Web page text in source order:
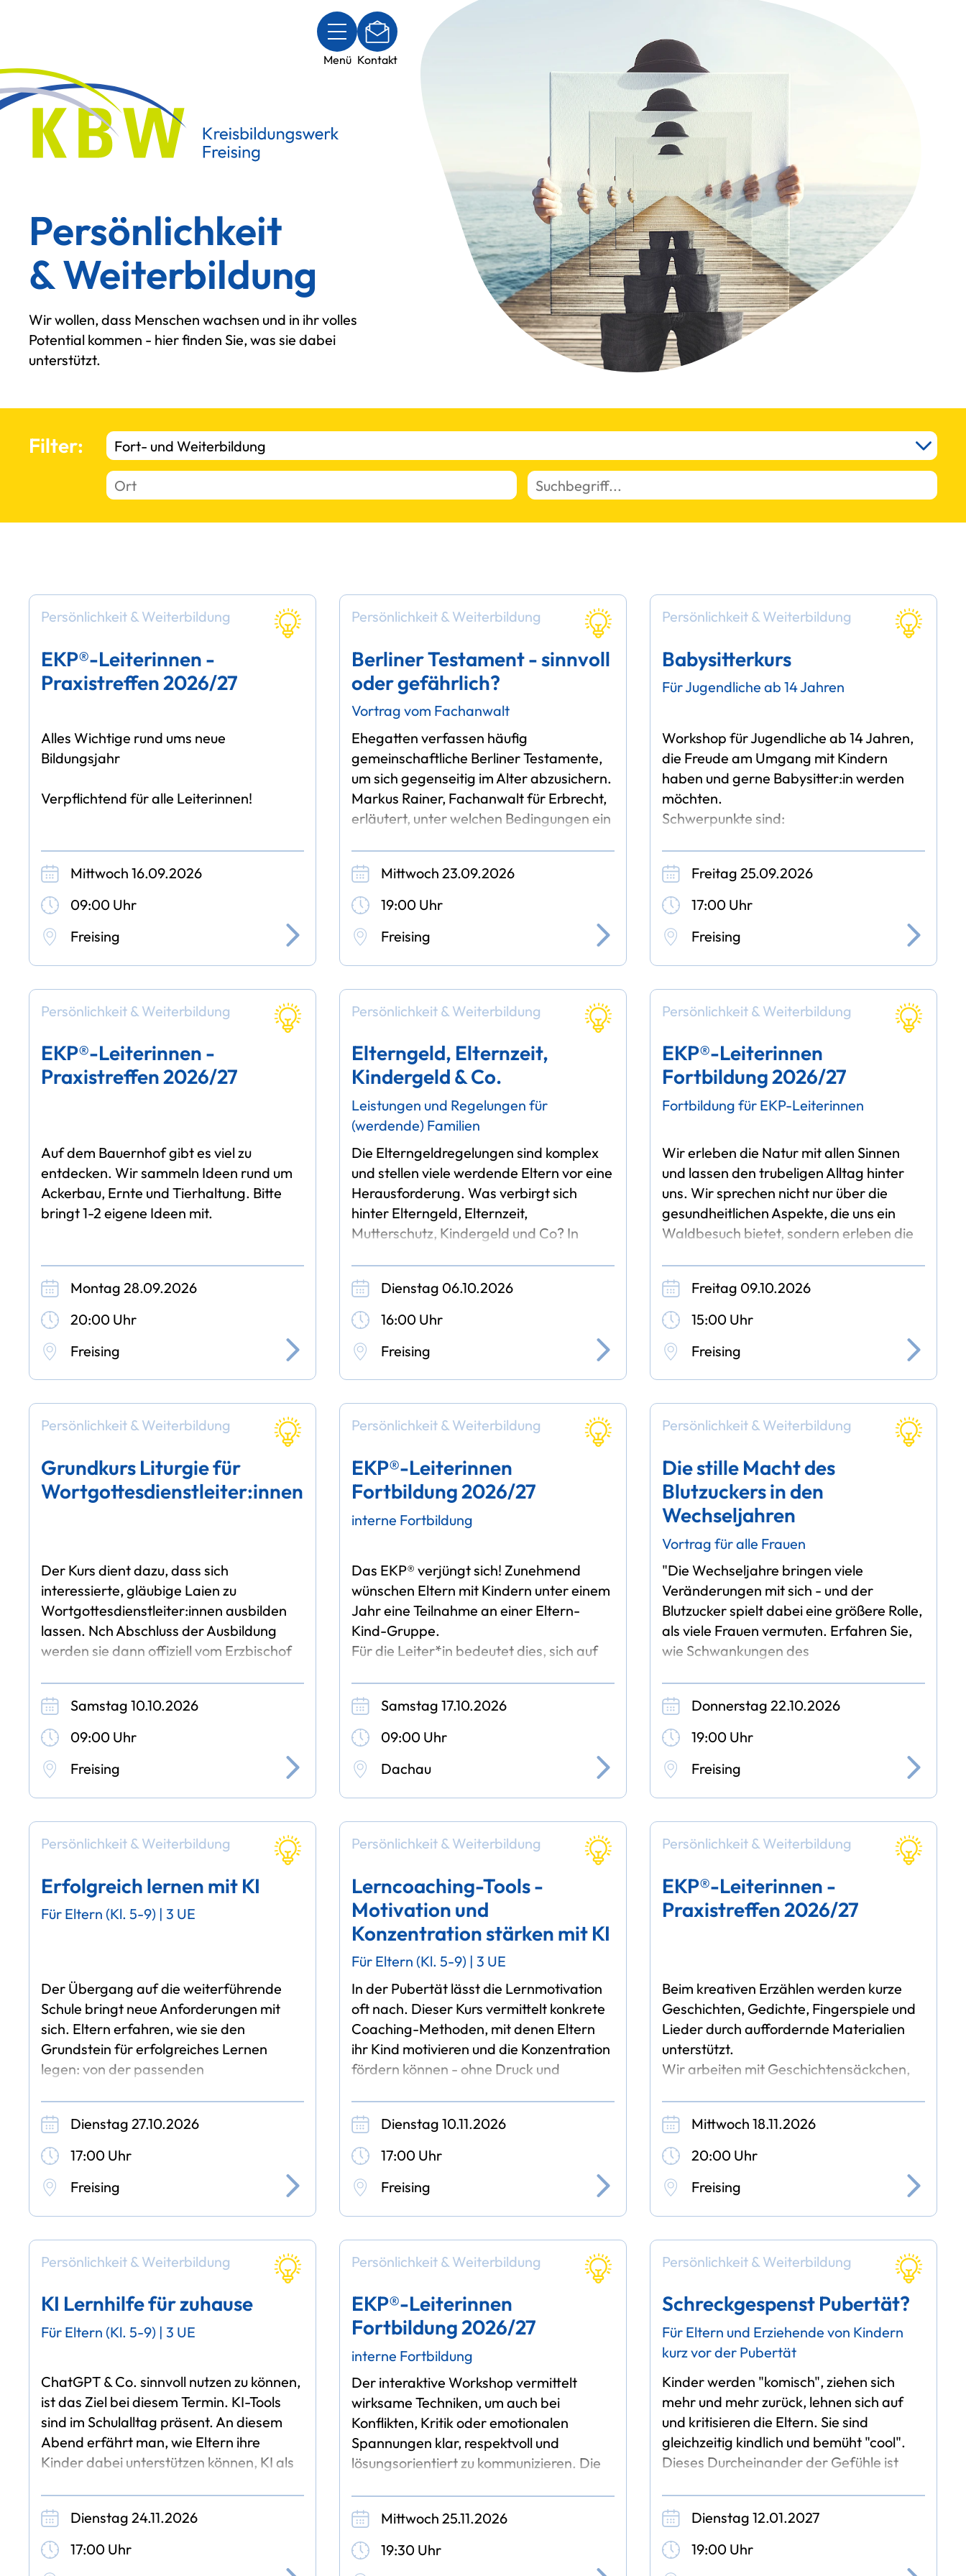
Menü Kontakt
Persönlichkeit
& Weiterbildung
Wir wollen, dass Menschen wachsen und in ihr volles
Potential kommen - hier finden Sie, was sie dabei
unterstützt.
Filter:
Persönlichkeit & Weiterbildung
EKP®-Leiterinnen -
Praxistreffen 2026/27
Alles Wichtige rund ums neue
Bildungsjahr
Verpflichtend für alle Leiterinnen!
Mittwoch 16.09.2026
09:00 Uhr
Freising
Persönlichkeit & Weiterbildung
Berliner Testament - sinnvoll
oder gefährlich?
Vortrag vom Fachanwalt
Ehegatten verfassen häufig
gemeinschaftliche Berliner Testamente,
um sich gegenseitig im Alter abzusichern.
Markus Rainer, Fachanwalt für Erbrecht,
erläutert, unter welchen Bedingungen ein
Mittwoch 23.09.2026
19:00 Uhr
Freising
Persönlichkeit & Weiterbildung
Babysitterkurs
Für Jugendliche ab 14 Jahren
Workshop für Jugendliche ab 14 Jahren,
die Freude am Umgang mit Kindern
haben und gerne Babysitter:in werden
möchten.
Schwerpunkte sind:
-praktische Grundlagen der Kinder- und
Säuglingspflege
-Beschäftigung
Freitag 25.09.2026
17:00 Uhr
Freising
Persönlichkeit & Weiterbildung
EKP®-Leiterinnen -
Praxistreffen 2026/27
Auf dem Bauernhof gibt es viel zu
entdecken. Wir sammeln Ideen rund um
Ackerbau, Ernte und Tierhaltung. Bitte
bringt 1-2 eigene Ideen mit.
Montag 28.09.2026
20:00 Uhr
Freising
Persönlichkeit & Weiterbildung
Elterngeld, Elternzeit,
Kindergeld & Co.
Leistungen und Regelungen für
(werdende) Familien
Die Elterngeldregelungen sind komplex
und stellen viele werdende Eltern vor eine
Herausforderung. Was verbirgt sich
hinter Elterngeld, Elternzeit,
Mutterschutz, Kindergeld und Co? In
Dienstag 06.10.2026
16:00 Uhr
Freising
Persönlichkeit & Weiterbildung
EKP®-Leiterinnen
Fortbildung 2026/27
Fortbildung für EKP-Leiterinnen
Wir erleben die Natur mit allen Sinnen
und lassen den trubeligen Alltag hinter
uns. Wir sprechen nicht nur über die
gesundheitlichen Aspekte, die uns ein
Waldbesuch bietet, sondern erleben die
Freitag 09.10.2026
15:00 Uhr
Freising
Persönlichkeit & Weiterbildung
Grundkurs Liturgie für
Wortgottesdienstleiter:innen
Der Kurs dient dazu, dass sich
interessierte, gläubige Laien zu
Wortgottesdienstleiter:innen ausbilden
lassen. Nch Abschluss der Ausbildung
werden sie dann offiziell vom Erzbischof
Samstag 10.10.2026
09:00 Uhr
Freising
Persönlichkeit & Weiterbildung
EKP®-Leiterinnen
Fortbildung 2026/27
interne Fortbildung
Das EKP® verjüngt sich! Zunehmend
wünschen Eltern mit Kindern unter einem
Jahr eine Teilnahme an einer Eltern-
Kind-Gruppe.
Für die Leiter*in bedeutet dies, sich auf
Samstag 17.10.2026
09:00 Uhr
Dachau
Persönlichkeit & Weiterbildung
Die stille Macht des
Blutzuckers in den
Wechseljahren
Vortrag für alle Frauen
"Die Wechseljahre bringen viele
Veränderungen mit sich - und der
Blutzucker spielt dabei eine größere Rolle,
als viele Frauen vermuten. Erfahren Sie,
wie Schwankungen des
dies
Donnerstag 22.10.2026
19:00 Uhr
Freising
Persönlichkeit & Weiterbildung
Erfolgreich lernen mit KI
Für Eltern (Kl. 5-9) | 3 UE
Der Übergang auf die weiterführende
Schule bringt neue Anforderungen mit
sich. Eltern erfahren, wie sie den
Grundstein für erfolgreiches Lernen
legen: von der passenden
Dienstag 27.10.2026
17:00 Uhr
Freising
Persönlichkeit & Weiterbildung
Lerncoaching-Tools -
Motivation und
Konzentration stärken mit KI
Für Eltern (Kl. 5-9) | 3 UE
In der Pubertät lässt die Lernmotivation
oft nach. Dieser Kurs vermittelt konkrete
Coaching-Methoden, mit denen Eltern
ihr Kind motivieren und die Konzentration
fördern können - ohne Druck und
In einerDienstag 10.11.2026
17:00 Uhr
Freising
Persönlichkeit & Weiterbildung
EKP®-Leiterinnen -
Praxistreffen 2026/27
Beim kreativen Erzählen werden kurze
Geschichten, Gedichte, Fingerspiele und
Lieder durch auffordernde Materialien
unterstützt.
Wir arbeiten mit Geschichtensäckchen,
Mittwoch 18.11.2026
20:00 Uhr
Freising
Persönlichkeit & Weiterbildung
KI Lernhilfe für zuhause
Für Eltern (Kl. 5-9) | 3 UE
ChatGPT & Co. sinnvoll nutzen zu können,
ist das Ziel bei diesem Termin. KI-Tools
sind im Schulalltag präsent. An diesem
Abend erfährt man, wie Eltern ihre
Kinder dabei unterstützen können, KI als
Dienstag 24.11.2026
17:00 Uhr
Persönlichkeit & Weiterbildung
EKP®-Leiterinnen
Fortbildung 2026/27
interne Fortbildung
Der interaktive Workshop vermittelt
wirksame Techniken, um auch bei
Konflikten, Kritik oder emotionalen
Spannungen klar, respektvoll und
lösungsorientiert zu kommunizieren. Die
Mittwoch 25.11.2026
19:30 Uhr
Persönlichkeit & Weiterbildung
Schreckgespenst Pubertät?
Für Eltern und Erziehende von Kindern
kurz vor der Pubertät
Kinder werden "komisch", ziehen sich
mehr und mehr zurück, lehnen sich auf
und kritisieren die Eltern. Sie sind
gleichzeitig kindlich und bemüht "cool".
Dieses Durcheinander der Gefühle ist
Dienstag 12.01.2027
19:00 Uhr